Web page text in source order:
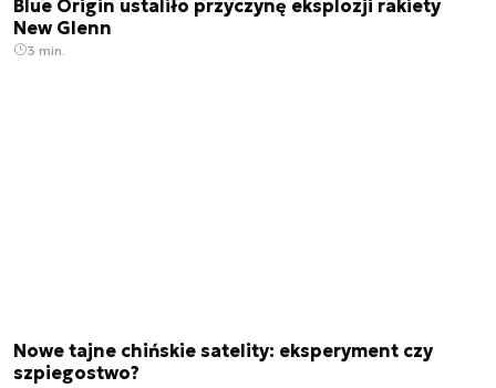
Blue Origin ustaliło przyczynę eksplozji rakiety
New Glenn
3 min.
Nowe tajne chińskie satelity: eksperyment czy
szpiegostwo?